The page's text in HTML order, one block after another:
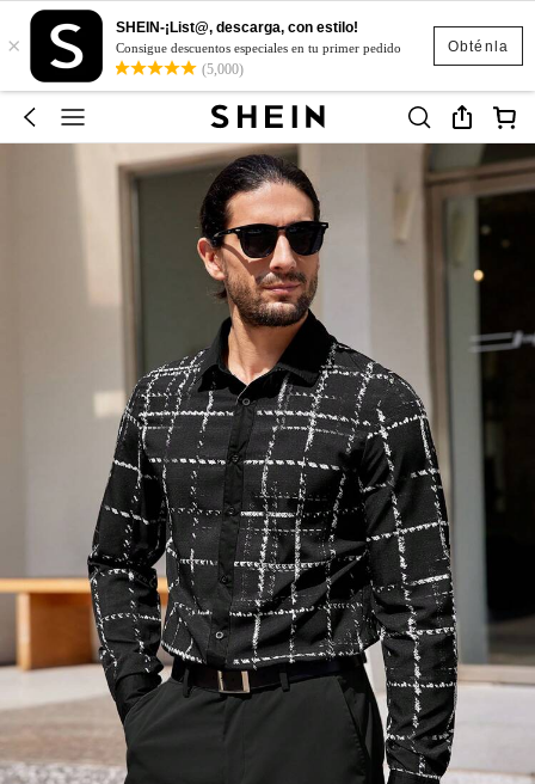
Obténla
×
SHEIN-¡List@, descarga, con estilo!
Consigue descuentos especiales en tu primer pedido
(5,000)